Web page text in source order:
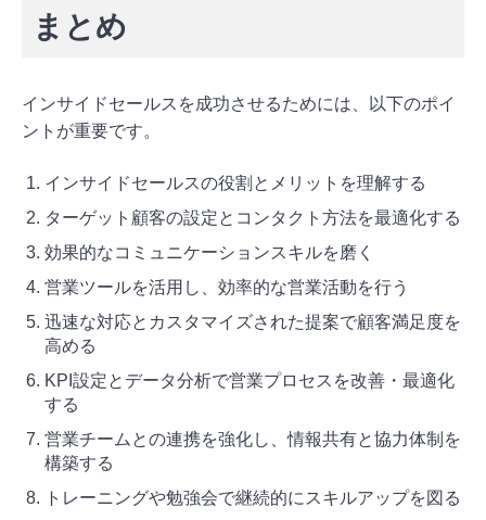
まとめ
インサイドセールスを成功させるためには、以下のポイ
ントが重要です。
インサイドセールスの役割とメリットを理解する
ターゲット顧客の設定とコンタクト方法を最適化する
効果的なコミュニケーションスキルを磨く
営業ツールを活用し、効率的な営業活動を行う
迅速な対応とカスタマイズされた提案で顧客満足度を
高める
KPI設定とデータ分析で営業プロセスを改善・最適化
する
営業チームとの連携を強化し、情報共有と協力体制を
構築する
トレーニングや勉強会で継続的にスキルアップを図る